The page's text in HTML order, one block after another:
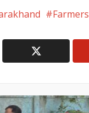
Farmers